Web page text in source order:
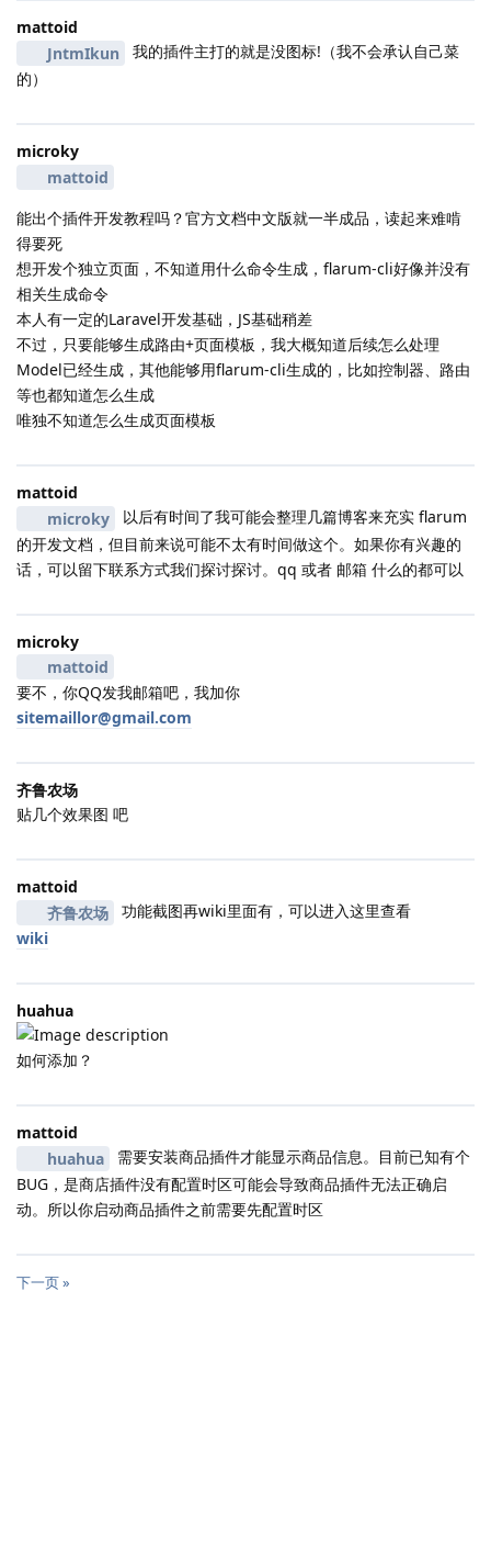
mattoid
JntmIkun
我的插件主打的就是没图标!（我不会承认自己菜
的）
microky
mattoid
能出个插件开发教程吗？官方文档中文版就一半成品，读起来难啃
得要死
想开发个独立页面，不知道用什么命令生成，flarum-cli好像并没有
相关生成命令
本人有一定的Laravel开发基础，JS基础稍差
不过，只要能够生成路由+页面模板，我大概知道后续怎么处理
Model已经生成，其他能够用flarum-cli生成的，比如控制器、路由
等也都知道怎么生成
唯独不知道怎么生成页面模板
mattoid
microky
以后有时间了我可能会整理几篇博客来充实 flarum
的开发文档，但目前来说可能不太有时间做这个。如果你有兴趣的
话，可以留下联系方式我们探讨探讨。qq 或者 邮箱 什么的都可以
microky
mattoid
要不，你QQ发我邮箱吧，我加你
sitemaillor@gmail.com
齐鲁农场
贴几个效果图 吧
mattoid
齐鲁农场
功能截图再wiki里面有，可以进入这里查看
wiki
huahua
如何添加？
mattoid
huahua
需要安装商品插件才能显示商品信息。目前已知有个
BUG，是商店插件没有配置时区可能会导致商品插件无法正确启
动。所以你启动商品插件之前需要先配置时区
下一页 »